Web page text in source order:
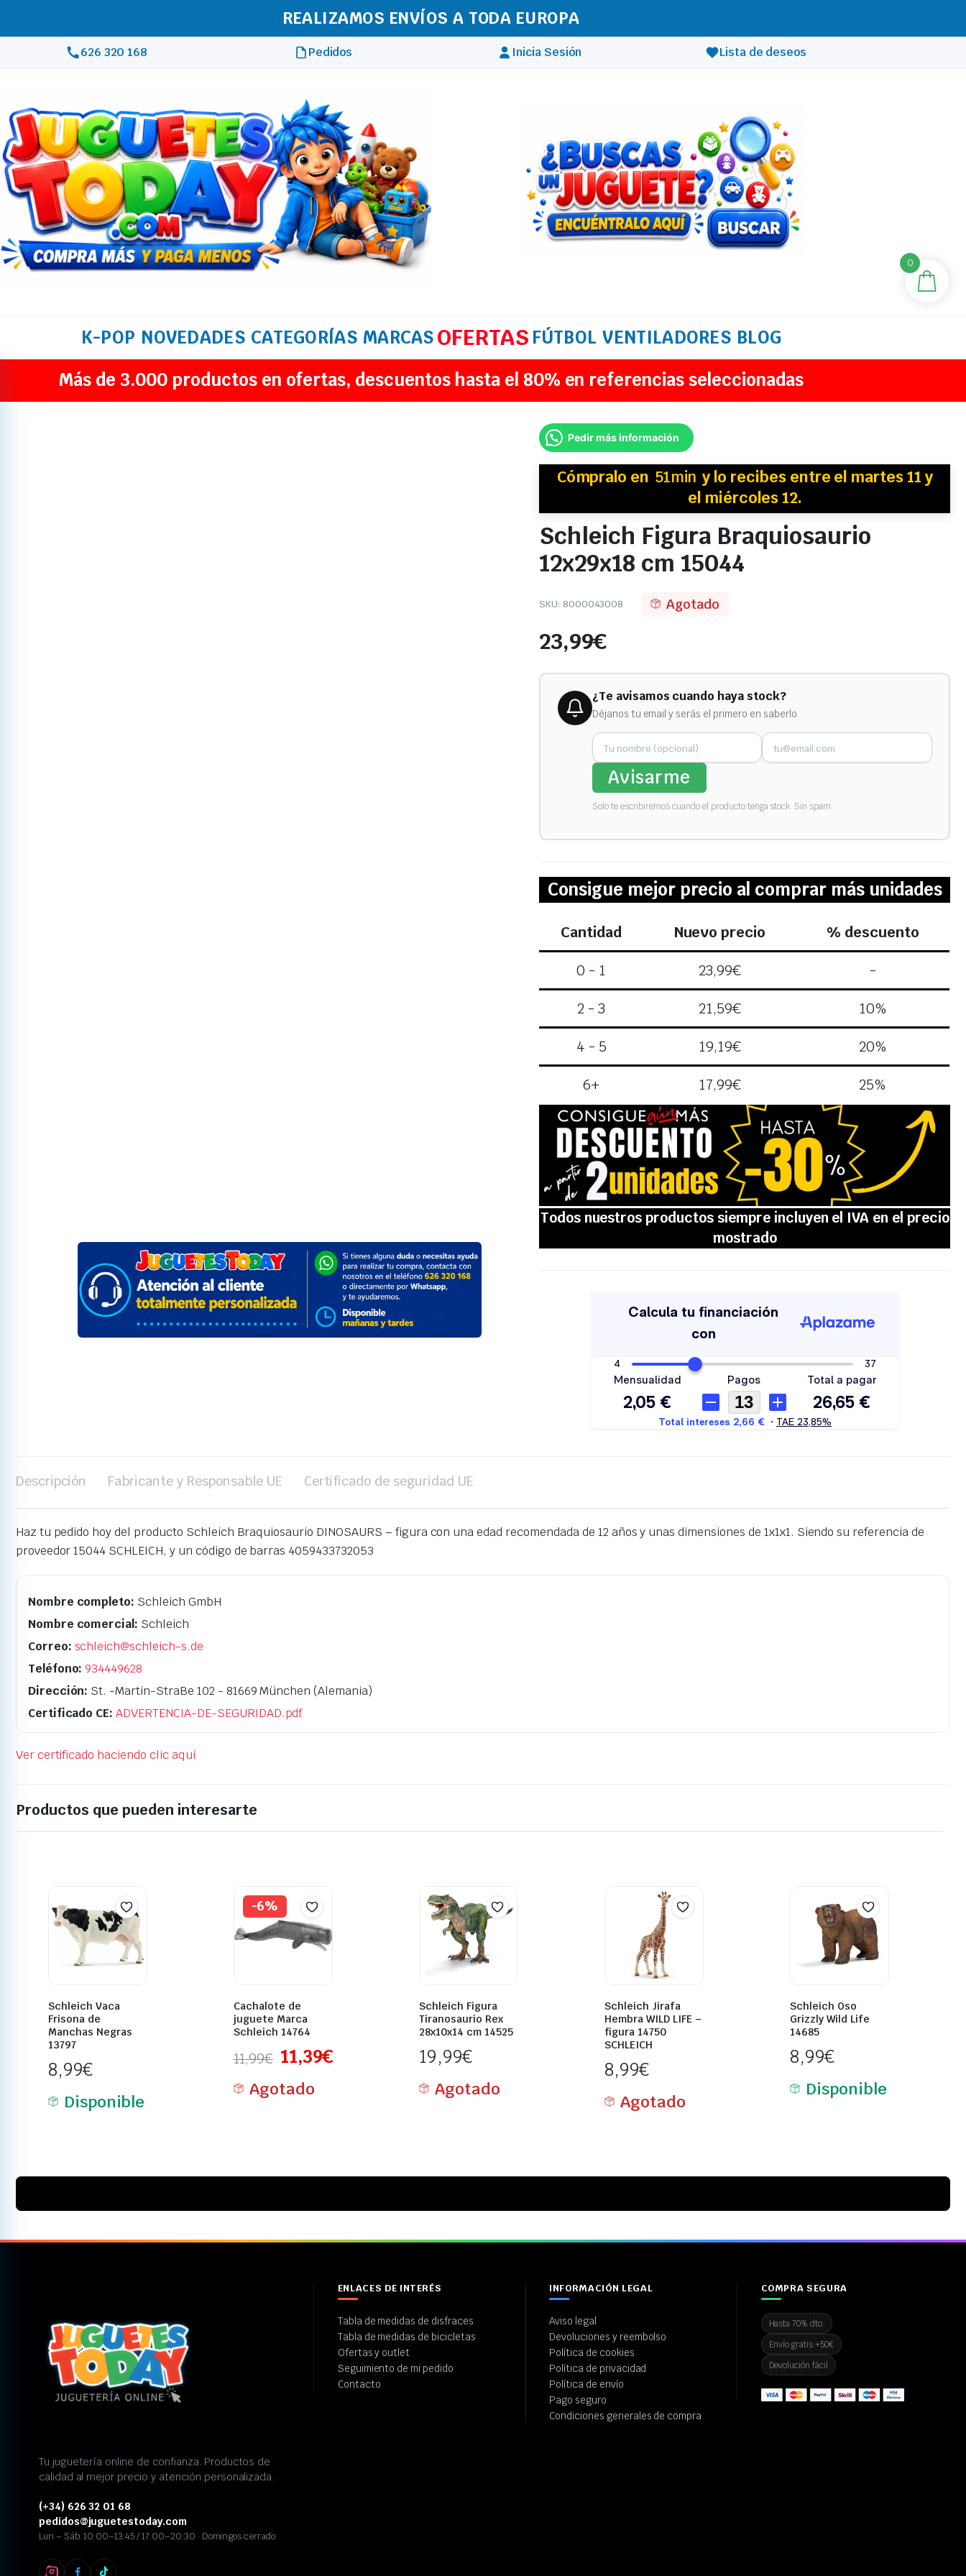
REALIZAMOS ENVÍOS A TODA EUROPA
626 320 168 Pedidos Inicia Sesión Lista de deseos
K-POP NOVEDADES CATEGORÍAS MARCASOFERTAS FÚTBOL VENTILADORES BLOG
Más de 3.000 productos en ofertas, descuentos hasta el 80% en referencias seleccionadas
Pedir más información
Cómpralo en 51min y lo recibesentre el martes 11 y
el miércoles 12.
Schleich Figura Braquiosaurio
12x29x18 cm 15044
SKU: 8000043008 Agotado
23,99€
¿Te avisamos cuando haya stock?
Déjanos tu email y serás el primero en saberlo.
Avisarme
Solo te escribiremos cuando el producto tenga stock. Sin spam.
Consigue mejor precio al comprar más unidades
Cantidad Nuevo precio % descuento
0 - 1 23,99€ -
2 - 3 21,59€ 10%
4 - 5 19,19€ 20%
6+ 17,99€ 25%
Descripción Fabricante y Responsable UE Certificado de seguridad UE
Haz tu pedido hoy del producto Schleich Braquiosaurio DINOSAURS – figura con una edad recomendada de 12 años y unas dimensiones de 1x1x1. Siendo su referencia de
proveedor 15044 SCHLEICH, y un código de barras 4059433732053
Nombre completo: Schleich GmbH
Nombre comercial: Schleich
Correo: schleich@schleich-s.de
Teléfono: 934449628
Dirección: St. -Martin-StraBe 102 - 81669 München (Alemania)
Certificado CE: ADVERTENCIA-DE-SEGURIDAD.pdf
Ver certificado haciendo clic aquí
Productos que pueden interesarte
Schleich Vaca
Frisona de
Manchas Negras
13797
8,99€
Disponible
-6%
Cachalote de
juguete Marca
Schleich 14764
11,99€ 11,39€
Agotado
Schleich Figura
Tiranosaurio Rex
28x10x14 cm 14525
19,99€
Agotado
Schleich Jirafa
Hembra WILD LIFE –
figura 14750
SCHLEICH
8,99€
Agotado
Schleich Oso
Grizzly Wild Life
14685
8,99€
Disponible
Tu juguetería online de confianza. Productos de
calidad al mejor precio y atención personalizada.
(+34) 626 32 01 68
pedidos@juguetestoday.com
Lun – Sáb: 10:00–13:45 / 17:00–20:30 · Domingos cerrado
ENLACES DE INTERÉS
Tabla de medidas de disfraces
Tabla de medidas de bicicletas
Ofertas y outlet
Seguimiento de mi pedido
Contacto
INFORMACIÓN LEGAL
Aviso legal
Devoluciones y reembolso
Política de cookies
Política de privacidad
Política de envío
Pago seguro
Condiciones generales de compra
COMPRA SEGURA
Hasta 70% dto.
Envío gratis +50€
Devolución fácil
0